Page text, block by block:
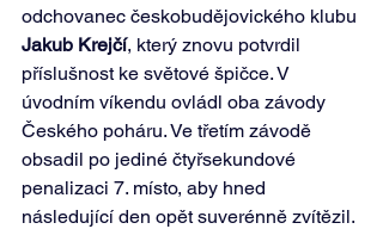
odchovanec českobudějovického klubu
Jakub Krejčí, který znovu potvrdil
příslušnost ke světové špičce. V
úvodním víkendu ovládl oba závody
Českého poháru. Ve třetím závodě
obsadil po jediné čtyřsekundové
penalizaci 7. místo, aby hned
následující den opět suverénně zvítězil.